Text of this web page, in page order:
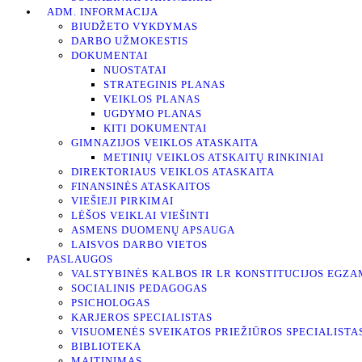
ADM. INFORMACIJA
BIUDŽETO VYKDYMAS
DARBO UŽMOKESTIS
DOKUMENTAI
NUOSTATAI
STRATEGINIS PLANAS
VEIKLOS PLANAS
UGDYMO PLANAS
KITI DOKUMENTAI
GIMNAZIJOS VEIKLOS ATASKAITA
METINIŲ VEIKLOS ATSKAITŲ RINKINIAI
DIREKTORIAUS VEIKLOS ATASKAITA
FINANSINĖS ATASKAITOS
VIEŠIEJI PIRKIMAI
LĖŠOS VEIKLAI VIEŠINTI
ASMENS DUOMENŲ APSAUGA
LAISVOS DARBO VIETOS
PASLAUGOS
VALSTYBINĖS KALBOS IR LR KONSTITUCIJOS
SOCIALINIS PEDAGOGAS
PSICHOLOGAS
KARJEROS SPECIALISTAS
VISUOMENĖS SVEIKATOS PRIEŽIŪROS
BIBLIOTEKA